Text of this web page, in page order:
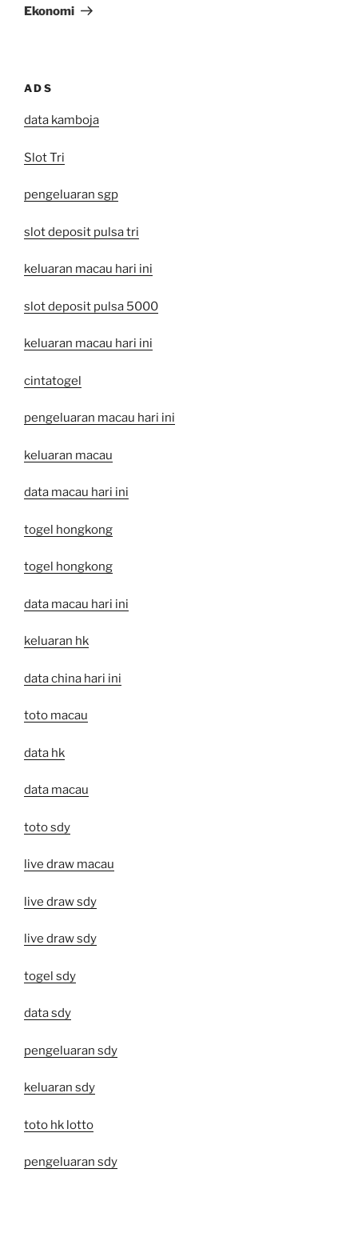
Ekonomi
ADS
data kamboja
Slot Tri
pengeluaran sgp
slot deposit pulsa tri
keluaran macau hari ini
slot deposit pulsa 5000
keluaran macau hari ini
cintatogel
pengeluaran macau hari ini
keluaran macau
data macau hari ini
togel hongkong
togel hongkong
data macau hari ini
keluaran hk
data china hari ini
toto macau
data hk
data macau
toto sdy
live draw macau
live draw sdy
live draw sdy
togel sdy
data sdy
pengeluaran sdy
keluaran sdy
toto hk lotto
pengeluaran sdy